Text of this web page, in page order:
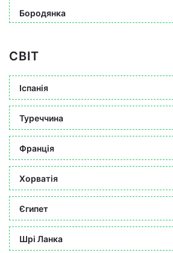
Бородянка
СВІТ
Іспанія
Туреччина
Франція
Хорватія
Єгипет
Шрі Ланка